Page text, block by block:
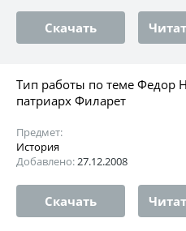
Скачать
Тип работы по теме Федор
патриарх Филарет
Предмет:
История
Добавлено:27.12.2008
Скачать